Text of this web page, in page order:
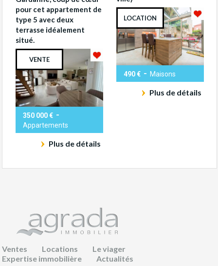
pour cet appartement de
type 5 avec deux
terrasse idéalement
situé.
VENTE
350 000 € -
Appartements
Plus de détails
LOCATION
490 € - Maisons
Plus de détails
Ventes Locations
Le viager
Expertise immobilière
Actualités